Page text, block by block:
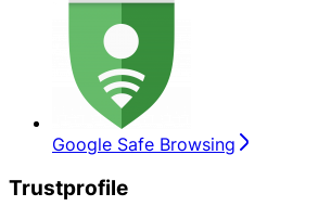
Google Safe Browsing
Trustprofile